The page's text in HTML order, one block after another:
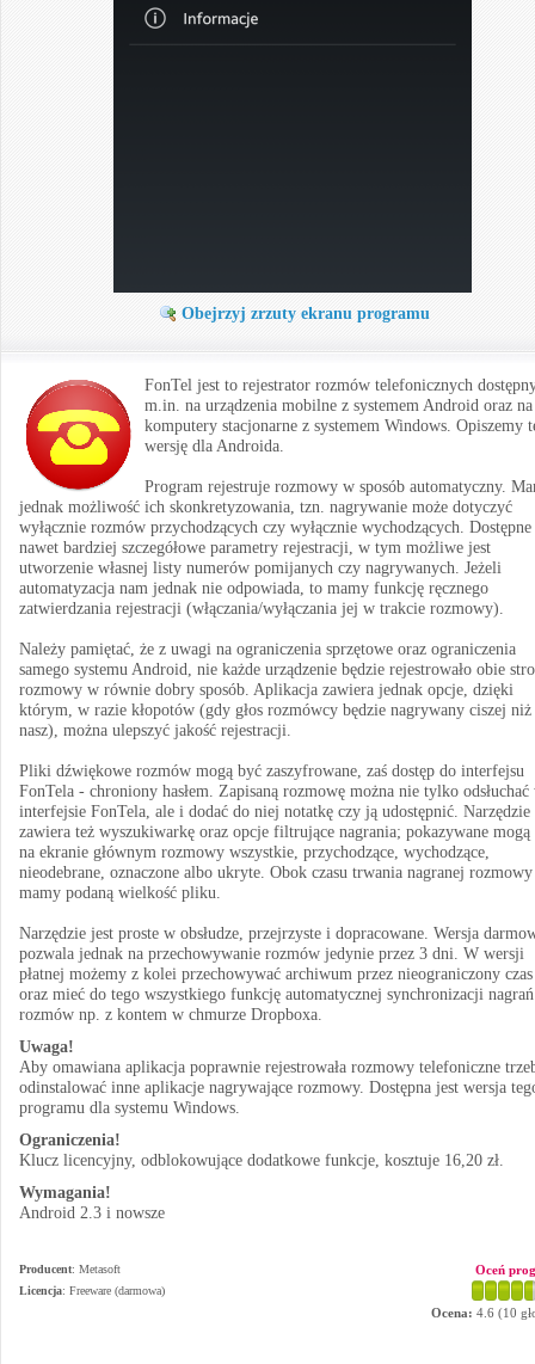
Obejrzyj zrzuty ekranu programu
FonTel jest to rejestrator rozmów telefonicznych
m.in. na urządzenia mobilne z systemem Android oraz na
komputery stacjonarne z systemem Windows. Opiszemy
wersję dla Androida.
Program rejestruje rozmowy w sposób automatyczny.
jednak możliwość ich skonkretyzowania, tzn. nagrywanie może dotyczyć
wyłącznie rozmów przychodzących czy wyłącznie wychodzących. Dostępne
nawet bardziej szczegółowe parametry rejestracji, w tym możliwe jest
utworzenie własnej listy numerów pomijanych czy nagrywanych. Jeżeli
automatyzacja nam jednak nie odpowiada, to mamy funkcję ręcznego
zatwierdzania rejestracji (włączania/wyłączania jej w trakcie rozmowy).
Należy pamiętać, że z uwagi na ograniczenia sprzętowe oraz ograniczenia
samego systemu Android, nie każde urządzenie będzie rejestrowało obie
rozmowy w równie dobry sposób. Aplikacja zawiera jednak opcje, dzięki
którym, w razie kłopotów (gdy głos rozmówcy będzie nagrywany ciszej niż
nasz), można ulepszyć jakość rejestracji.
Pliki dźwiękowe rozmów mogą być zaszyfrowane, zaś dostęp do interfejsu
FonTela - chroniony hasłem. Zapisaną rozmowę można nie tylko odsłuchać
interfejsie FonTela, ale i dodać do niej notatkę czy ją udostępnić. Narzędzie
zawiera też wyszukiwarkę oraz opcje filtrujące nagrania; pokazywane mogą
na ekranie głównym rozmowy wszystkie, przychodzące, wychodzące,
nieodebrane, oznaczone albo ukryte. Obok czasu trwania nagranej rozmowy
mamy podaną wielkość pliku.
Narzędzie jest proste w obsłudze, przejrzyste i dopracowane. Wersja
pozwala jednak na przechowywanie rozmów jedynie przez 3 dni. W wersji
płatnej możemy z kolei przechowywać archiwum przez nieograniczony czas
oraz mieć do tego wszystkiego funkcję automatycznej synchronizacji nagrań
rozmów np. z kontem w chmurze Dropboxa.
Uwaga!
Aby omawiana aplikacja poprawnie rejestrowała rozmowy telefoniczne
odinstalować inne aplikacje nagrywające rozmowy. Dostępna jest wersja
programu dla systemu Windows.
Ograniczenia!
Klucz licencyjny, odblokowujące dodatkowe funkcje, kosztuje 16,20 zł.
Wymagania!
Android 2.3 i nowsze
Producent: Metasoft
Licencja: Freeware (darmowa)
Oceń
Ocena: 4.6 (10